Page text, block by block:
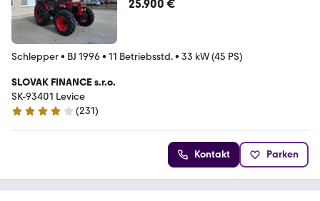
25.900 €
Schlepper• BJ 1996• 11 Betriebsstd.• 33 kW (45 PS)
SLOVAK FINANCE s.r.o.
SK-93401 Levice
4.2 Sterne
(231)
Kontakt Parken